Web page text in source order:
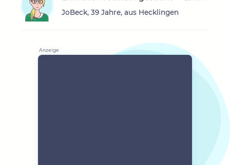
JoBeck, 39 Jahre, aus Hecklingen